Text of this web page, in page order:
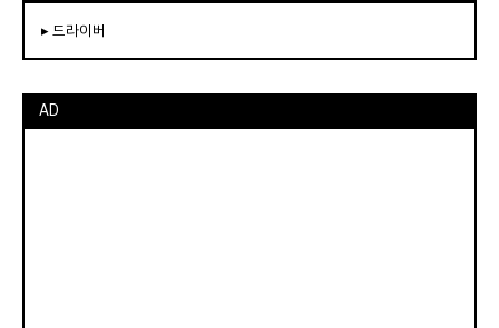
▸ 드라이버
AD